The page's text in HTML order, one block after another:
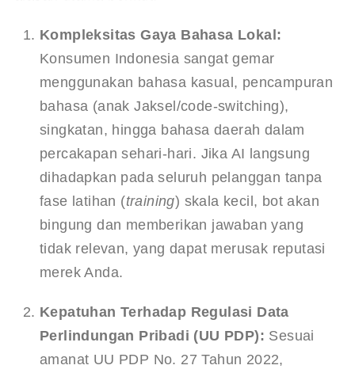
Kompleksitas Gaya Bahasa Lokal:
Konsumen Indonesia sangat gemar
menggunakan bahasa kasual, pencampuran
bahasa (anak Jaksel/code-switching),
singkatan, hingga bahasa daerah dalam
percakapan sehari-hari. Jika AI langsung
dihadapkan pada seluruh pelanggan tanpa
fase latihan (training) skala kecil, bot akan
bingung dan memberikan jawaban yang
tidak relevan, yang dapat merusak reputasi
merek Anda.
Kepatuhan Terhadap Regulasi Data
Perlindungan Pribadi (UU PDP): Sesuai
amanat UU PDP No. 27 Tahun 2022,